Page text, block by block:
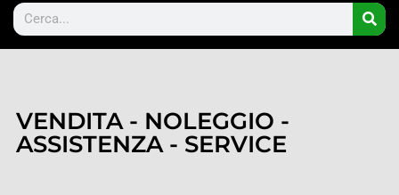
VENDITA - NOLEGGIO -
ASSISTENZA - SERVICE